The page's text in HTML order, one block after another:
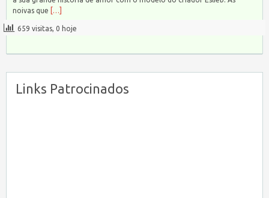
noivas que […]
659 visitas, 0 hoje
Links Patrocinados